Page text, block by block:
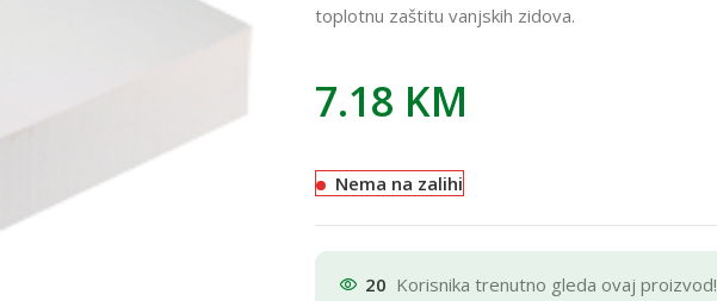
toplotnu zaštitu vanjskih zidova.
7.18 KM
Nema na zalihi
20 Korisnika trenutno gleda ovaj proizvod!